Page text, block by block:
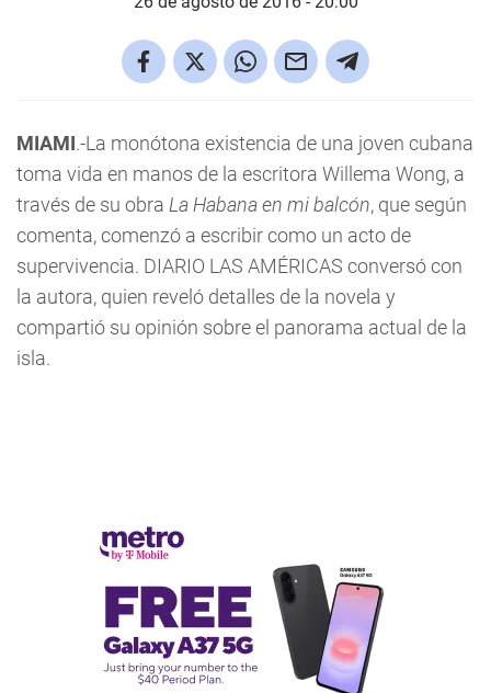
MIAMI.-La monótona existencia de una joven cubana
toma vida en manos de la escritora Willema Wong, a
través de su obra La Habana en mi balcón, que según
comenta, comenzó a escribir como un acto de
supervivencia. DIARIO LAS AMÉRICAS conversó con
la autora, quien reveló detalles de la novela y
compartió su opinión sobre el panorama actual de la
isla.